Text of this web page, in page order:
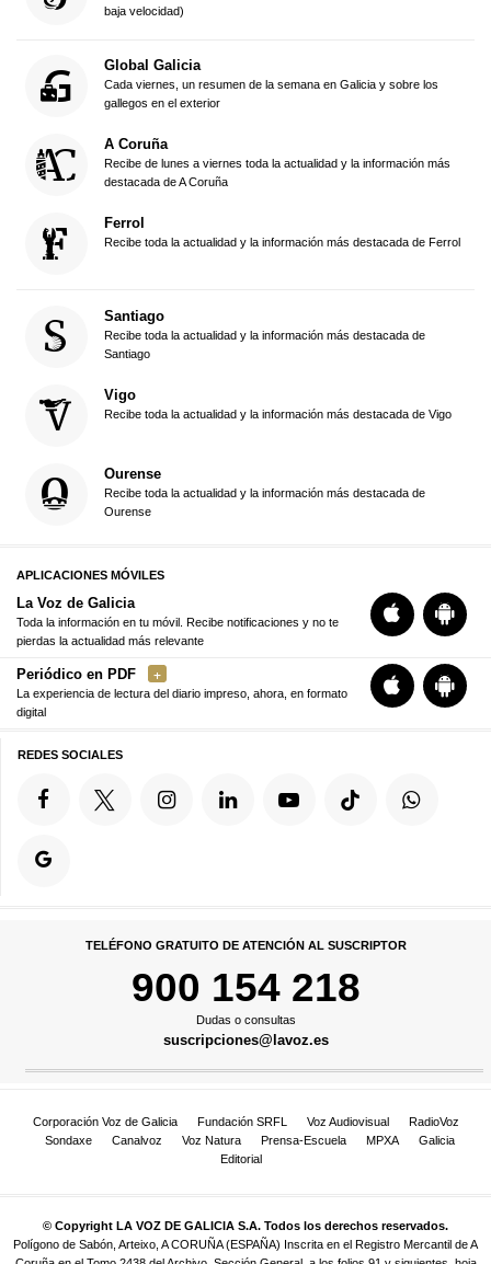
baja velocidad)
Global Galicia
Cada viernes, un resumen de la semana en Galicia y sobre los
gallegos en el exterior
A Coruña
Recibe de lunes a viernes toda la actualidad y la información más
destacada de A Coruña
Ferrol
Recibe toda la actualidad y la información más destacada de Ferrol
Santiago
Recibe toda la actualidad y la información más destacada de
Santiago
Vigo
Recibe toda la actualidad y la información más destacada de Vigo
Ourense
Recibe toda la actualidad y la información más destacada de
Ourense
APLICACIONES MÓVILES
La Voz de Galicia
Toda la información en tu móvil. Recibe notificaciones y no te
pierdas la actualidad más relevante
Periódico en PDF
La experiencia de lectura del diario impreso, ahora, en formato
digital
REDES SOCIALES
TELÉFONO GRATUITO DE ATENCIÓN AL SUSCRIPTOR
900 154 218
Dudas o consultas
suscripciones@lavoz.es
Corporación Voz de Galicia Fundación SRFL Voz Audiovisual
RadioVoz
Sondaxe
Canalvoz Voz Natura Prensa-Escuela MPXA
Galicia
Editorial
© Copyright LA VOZ DE GALICIA S.A. Todos los derechos reservados.
Polígono de Sabón, Arteixo, A CORUÑA (ESPAÑA) Inscrita en el Registro Mercantil de A